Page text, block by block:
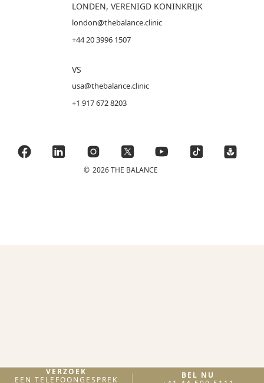
LONDEN, VERENIGD KONINKRIJK
london@thebalance.clinic
+44 20 3996 1507
VS
usa@thebalance.clinic
+1 917 672 8203
© 2026 THE BALANCE
VERZOEK
EEN TELEFOONGESPREK
BEL NU